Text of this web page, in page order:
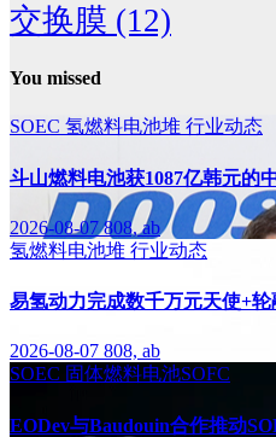
交换膜 (12)
You missed
SOEC 氢燃料电池堆 行业动态
斗山燃料电池获1087亿韩元的
2026-08-07808, ab
氢燃料电池堆 行业动态
易氢动力完成数千万元天使+轮
2026-08-07 808, ab
SOEC 固体燃料电池SOFC
EODev与Baudouin合作推动